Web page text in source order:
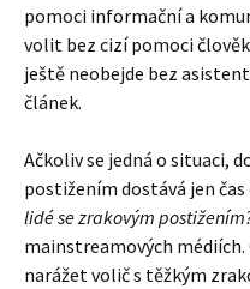
pomoci informační a
volit bez cizí pomoci
ještě neobejde bez
článek.
Ačkoliv se jedná o situaci,
postižením dostává jen čas
lidé se zrakovým
mainstreamových
narážet volič s těžkým